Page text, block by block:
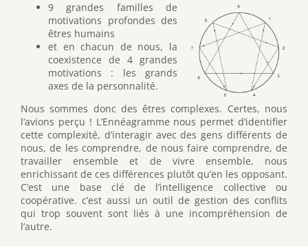
9 grandes familles de
motivations profondes des
êtres humains
et en chacun de nous, la
coexistence de 4 grandes
motivations : les grands
axes de la personnalité.
Nous sommes donc des êtres complexes. Certes, nous
l’avions perçu ! L’Ennéagramme nous permet d’identifier
cette complexité, d’interagir avec des gens différents de
nous, de les comprendre, de nous faire comprendre, de
travailler ensemble et de vivre ensemble, nous
enrichissant de ces différences plutôt qu’en les opposant.
C’est une base clé de l’intelligence collective ou
coopérative. c’est aussi un outil de gestion des conflits
qui trop souvent sont liés à une incompréhension de
l’autre.